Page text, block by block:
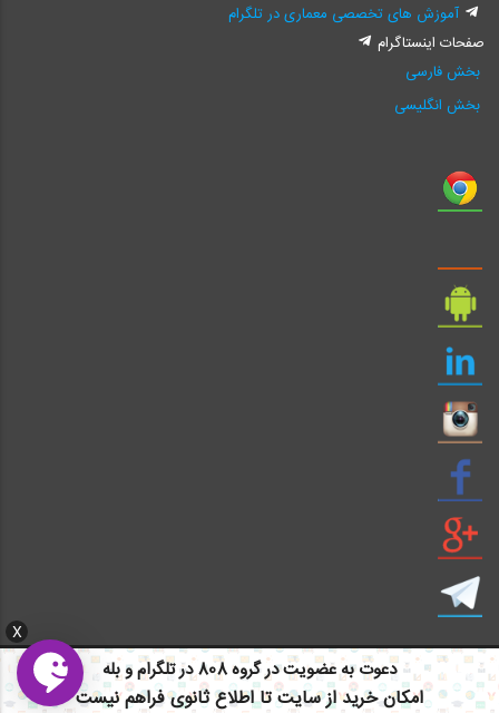
X
دعوت به عضویت در گروه 808 در تلگرام و بله
امکان خرید از سایت تا اطلاع ثانوی فراهم نیست
آموزش های تخصصی معماری در تلگرام
صفحات اینستاگرام
بخش فارسی
بخش انگلیسی
ایمیل: info civil808.com | ایمیل: saze808 gmail.com